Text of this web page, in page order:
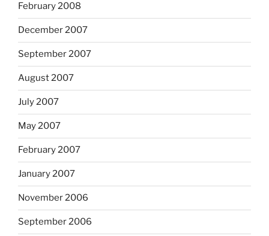
February 2008
December 2007
September 2007
August 2007
July 2007
May 2007
February 2007
January 2007
November 2006
September 2006